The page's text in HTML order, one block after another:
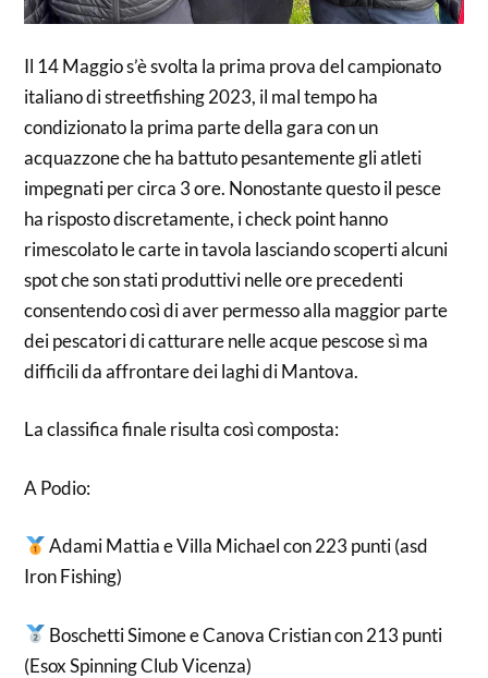
Il 14 Maggio s’è svolta la prima prova del campionato
italiano di streetfishing 2023, il mal tempo ha
condizionato la prima parte della gara con un
acquazzone che ha battuto pesantemente gli atleti
impegnati per circa 3 ore. Nonostante questo il pesce
ha risposto discretamente, i check point hanno
rimescolato le carte in tavola lasciando scoperti alcuni
spot che son stati produttivi nelle ore precedenti
consentendo così di aver permesso alla maggior parte
dei pescatori di catturare nelle acque pescose sì ma
difficili da affrontare dei laghi di Mantova.
La classifica finale risulta così composta:
A Podio:
Adami Mattia e Villa Michael con 223 punti (asd
Iron Fishing)
Boschetti Simone e Canova Cristian con 213 punti
(Esox Spinning Club Vicenza)